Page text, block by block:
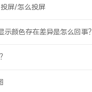
屏/怎么投屏
示颜色存在差异是怎么回事？